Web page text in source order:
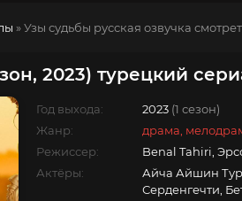
» Узы судьбы русская озвучка
2023) турецкий
Год выхода: 2023 (1 сезон)
Жанр:
драма,
Режиссер:
Benal Tahiri,
Актёры:
Айча Айшин
Серденгечти,